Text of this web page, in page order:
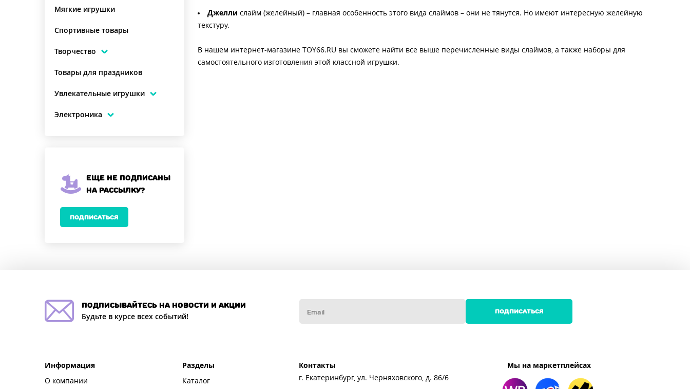
Джелли слайм (желейный) – главная особенность этого вида слаймов – они не тянутся. Но имеют интересную желейную
текстуру.
В нашем интернет-магазине TOY66.RU вы сможете найти все выше перечисленные виды слаймов, а также наборы для
самостоятельного изготовления этой классной игрушки.
Мягкие игрушки
Спортивные товары
Творчество
Товары для праздников
Увлекательные игрушки
Электроника
Еще не подписаны
на рассылку?
ПОДПИСАТЬСЯ
подписывайтесь на новости и акции
Будьте в курсе всех событий!
ПОДПИСАТЬСЯ
Информация
О компании
Разделы
Каталог
Контакты
г. Екатеринбург, ул. Черняховского, д. 86/6
Мы на маркетплейсах